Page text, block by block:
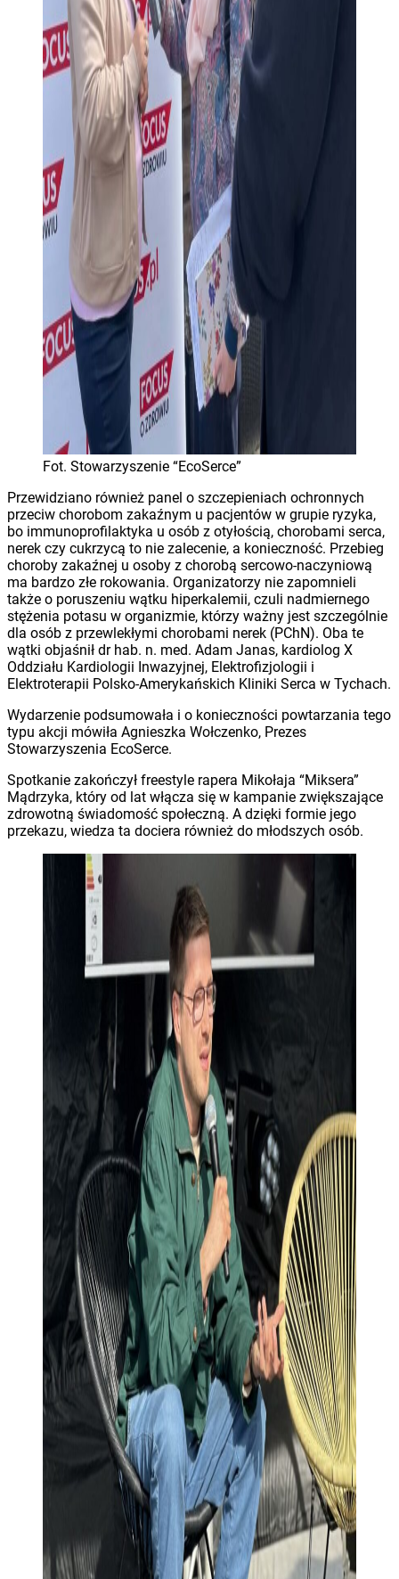
Fot. Stowarzyszenie “EcoSerce”
Przewidziano również panel o szczepieniach ochronnych
przeciw chorobom zakaźnym u pacjentów w grupie ryzyka,
bo immunoprofilaktyka u osób z otyłością, chorobami serca,
nerek czy cukrzycą to nie zalecenie, a konieczność. Przebieg
choroby zakaźnej u osoby z chorobą sercowo-naczyniową
ma bardzo złe rokowania. Organizatorzy nie zapomnieli
także o poruszeniu wątku hiperkalemii, czuli nadmiernego
stężenia potasu w organizmie, którzy ważny jest szczególnie
dla osób z przewlekłymi chorobami nerek (PChN). Oba te
wątki objaśnił dr hab. n. med. Adam Janas, kardiolog X
Oddziału Kardiologii Inwazyjnej, Elektrofizjologii i
Elektroterapii Polsko-Amerykańskich Kliniki Serca w Tychach.
Wydarzenie podsumowała i o konieczności powtarzania tego
typu akcji mówiła Agnieszka Wołczenko, Prezes
Stowarzyszenia EcoSerce.
Spotkanie zakończył freestyle rapera Mikołaja “Miksera”
Mądrzyka, który od lat włącza się w kampanie zwiększające
zdrowotną świadomość społeczną. A dzięki formie jego
przekazu, wiedza ta dociera również do młodszych osób.